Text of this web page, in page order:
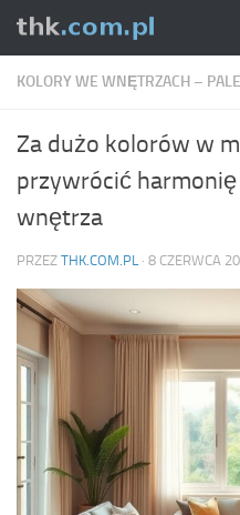
Skip to content
KOLORY WE WNĘTRZACH –
Za dużo kolorów w
przywrócić
wnętrza
PRZEZ THK.COM.PL · 8 CZERWCA